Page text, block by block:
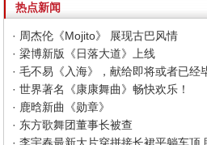
热点新闻
· 周杰伦《Mojito》 展现古巴风情
· 梁博新版《日落大道》上线
· 世界著名《康康舞曲》畅快欢乐！
· 鹿晗新曲《勋章》
· 东方歌舞团董事长被查